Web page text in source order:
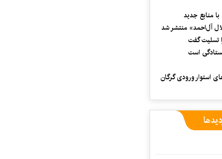
منابع جدید
آل‌احمد» منتشر شد
تسلیت گفت
است
استوار ورودی گرگان